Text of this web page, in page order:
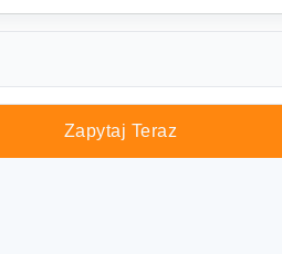
Zapytaj Teraz